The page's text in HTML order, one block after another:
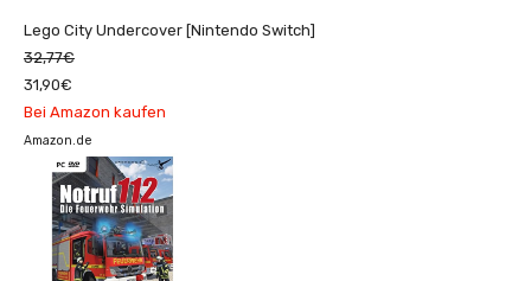
Lego City Undercover [Nintendo Switch]
32,77€
31,90€
Bei Amazon kaufen
Amazon.de